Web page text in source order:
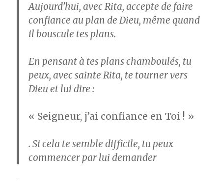
Aujourd’hui, avec Rita, accepte de faire
confiance au plan de Dieu, même quand
il bouscule tes plans.
En pensant à tes plans chamboulés, tu
peux, avec sainte Rita, te tourner vers
Dieu et lui dire :
« Seigneur, j’ai confiance en Toi ! »
. Si cela te semble difficile, tu peux
commencer par lui demander